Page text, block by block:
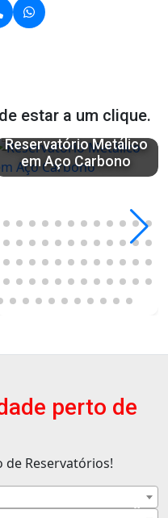
estar a um clique.
Reservatório Metálico
em Aço Carbono
perto de
Reservatórios!
×